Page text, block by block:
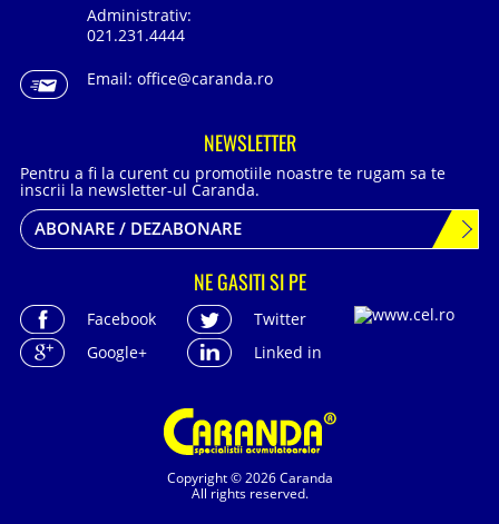
Copyright © 2026 Caranda
All rights reserved.
Administrativ:
021.231.4444
Email: office@caranda.ro
NEWSLETTER
Pentru a fi la curent cu promotiile noastre te rugam sa te
inscrii la newsletter-ul Caranda.
ABONARE / DEZABONARE
NE GASITI SI PE
Facebook
Twitter
Google+
Linked in